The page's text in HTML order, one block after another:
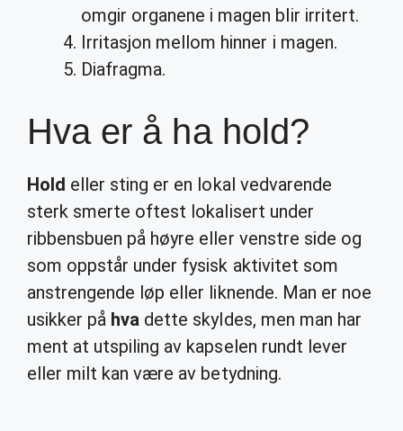
omgir organene i magen blir irritert.
Irritasjon mellom hinner i magen.
Diafragma.
Hva er å ha hold?
Hold eller sting er en lokal vedvarende
sterk smerte oftest lokalisert under
ribbensbuen på høyre eller venstre side og
som oppstår under fysisk aktivitet som
anstrengende løp eller liknende. Man er noe
usikker på hva dette skyldes, men man har
ment at utspiling av kapselen rundt lever
eller milt kan være av betydning.